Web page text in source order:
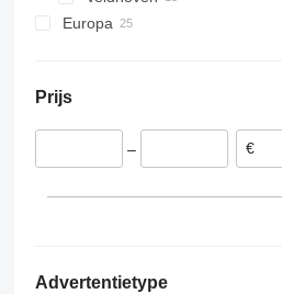
Europa
Zweden
Tsjechië
Prijs
–
Advertentietype